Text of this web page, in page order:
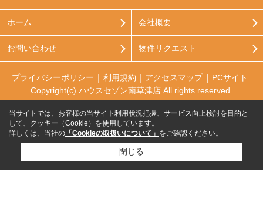
ホーム 会社概要
お問い合わせ 物件リクエスト
プライバシーポリシー 利用規約 アクセスマップ
PCサイト
Copyright(c) ハウスセゾン南草津店 All rights reserved.
当サイトでは、お客様の当サイト利用状況把握、サービス向上検討を目的と
して、クッキー（Cookie）を使用しています。
詳しくは、当社の 「Cookieの取扱いについて」 をご確認ください。
閉じる